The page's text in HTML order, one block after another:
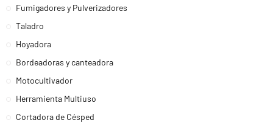
Fumigadores y Pulverizadores
Taladro
Hoyadora
Bordeadoras y canteadora
Motocultivador
Herramienta Multiuso
Cortadora de Césped